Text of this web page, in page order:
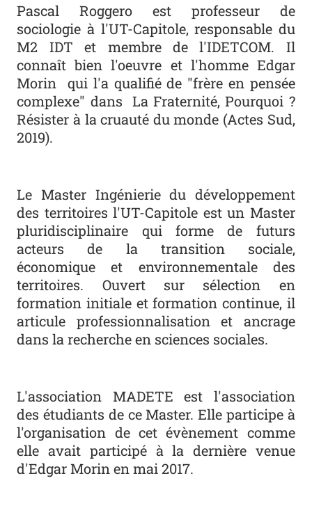
Pascal Roggero est professeur de
sociologie à l'UT-Capitole, responsable du
M2 IDT et membre de l'IDETCOM. Il
connaît bien l'oeuvre et l'homme Edgar
Morin qui l'a qualifié de "frère en pensée
complexe" dans La Fraternité, Pourquoi ?
Résister à la cruauté du monde (Actes Sud,
2019).
Le Master Ingénierie du développement
des territoires l'UT-Capitole est un Master
pluridisciplinaire qui forme de futurs
acteurs de la transition sociale,
économique et environnementale des
territoires. Ouvert sur sélection en
formation initiale et formation continue, il
articule professionnalisation et ancrage
dans la recherche en sciences sociales.
L'association MADETE est l'association
des étudiants de ce Master. Elle participe à
l'organisation de cet évènement comme
elle avait participé à la dernière venue
d'Edgar Morin en mai 2017.